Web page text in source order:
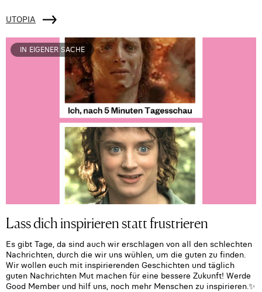
UTOPIA
IN EIGENER SACHE
Lass dich inspirieren statt frustrieren
Es gibt Tage, da sind auch wir erschlagen von all den schlechten
Nachrichten, durch die wir uns wühlen, um die guten zu finden.
Wir wollen euch mit inspirierenden Geschichten und täglich
guten Nachrichten Mut machen für eine bessere Zukunft! Werde
Good Member und hilf uns, noch mehr Menschen zu inspirieren.✨